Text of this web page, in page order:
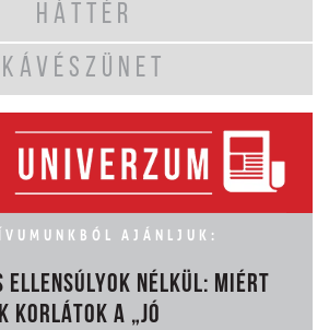
HÁTTÉR
KÁVÉSZÜNET
AJÁNLJUK:
ELLENSÚLYOK NÉLKÜL: MIÉRT
KORLÁTOK A „JÓ